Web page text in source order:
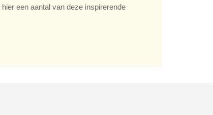
een aantal van deze inspirerende